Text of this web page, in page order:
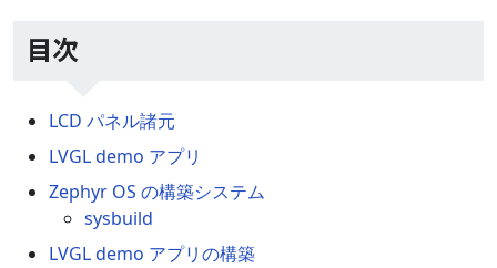
目次
LCD パネル諸元
LVGL demo アプリ
Zephyr OS の構築システム
sysbuild
LVGL demo アプリの構築